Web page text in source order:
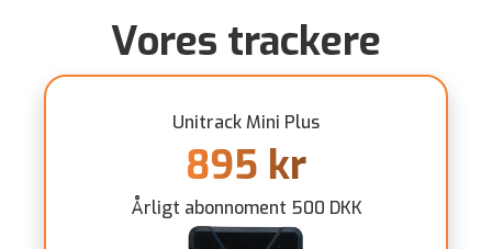
Vores trackere
Unitrack Mini Plus
895 kr
Årligt abonnoment 500 DKK